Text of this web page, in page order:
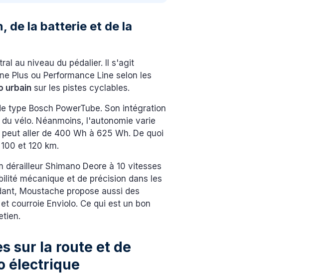
de la batterie et de la
au niveau du pédalier. Il s'agit
Plus ou Performance Line selon les
urbain sur les pistes cyclables.
type Bosch PowerTube. Son intégration
vélo. Néanmoins, l'autonomie varie
aller de 400 Wh à 625 Wh. De quoi
et 120 km.
Shimano Deore à 10 vitesses
mécanique et de précision dans les
Moustache propose aussi des
courroie Enviolo. Ce qui est un bon
sur la route et de
électrique